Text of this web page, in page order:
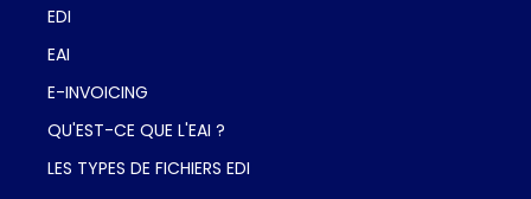
EDI
EAI
E-INVOICING
QU'EST-CE QUE L'EAI ?
LES TYPES DE FICHIERS EDI